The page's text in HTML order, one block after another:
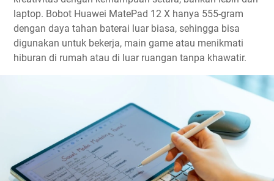
laptop. Bobot Huawei MatePad 12 X hanya 555-gram
dengan daya tahan baterai luar biasa, sehingga bisa
digunakan untuk bekerja, main game atau menikmati
hiburan di rumah atau di luar ruangan tanpa khawatir.